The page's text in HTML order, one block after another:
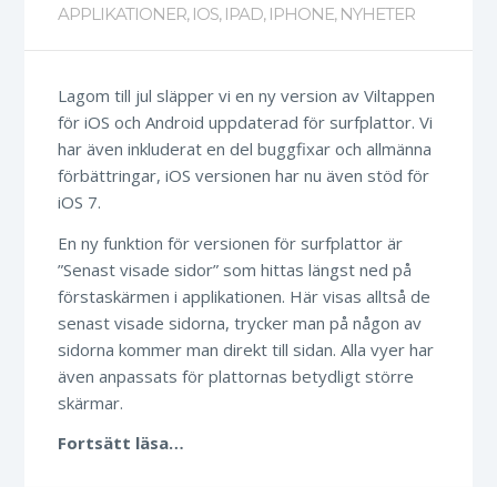
APPLIKATIONER, IOS, IPAD, IPHONE, NYHETER
Lagom till jul släpper vi en ny version av Viltappen
för iOS och Android uppdaterad för surfplattor. Vi
har även inkluderat en del buggfixar och allmänna
förbättringar, iOS versionen har nu även stöd för
iOS 7.
En ny funktion för versionen för surfplattor är
”Senast visade sidor” som hittas längst ned på
förstaskärmen i applikationen. Här visas alltså de
senast visade sidorna, trycker man på någon av
sidorna kommer man direkt till sidan. Alla vyer har
även anpassats för plattornas betydligt större
skärmar.
Fortsätt läsa…